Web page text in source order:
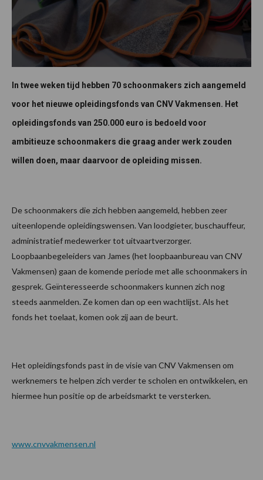
In twee weken tijd hebben 70 schoonmakers zich aangemeld
voor het nieuwe opleidingsfonds van CNV Vakmensen. Het
opleidingsfonds van 250.000 euro is bedoeld voor
ambitieuze schoonmakers die graag ander werk zouden
willen doen, maar daarvoor de opleiding missen.
De schoonmakers die zich hebben aangemeld, hebben zeer
uiteenlopende opleidingswensen. Van loodgieter, buschauffeur,
administratief medewerker tot uitvaartverzorger.
Loopbaanbegeleiders van James (het loopbaanbureau van CNV
Vakmensen) gaan de komende periode met alle schoonmakers in
gesprek. Geïnteresseerde schoonmakers kunnen zich nog
steeds aanmelden. Ze komen dan op een wachtlijst. Als het
fonds het toelaat, komen ook zij aan de beurt.
Het opleidingsfonds past in de visie van CNV Vakmensen om
werknemers te helpen zich verder te scholen en ontwikkelen, en
hiermee hun positie op de arbeidsmarkt te versterken.
www.cnvvakmensen.nl